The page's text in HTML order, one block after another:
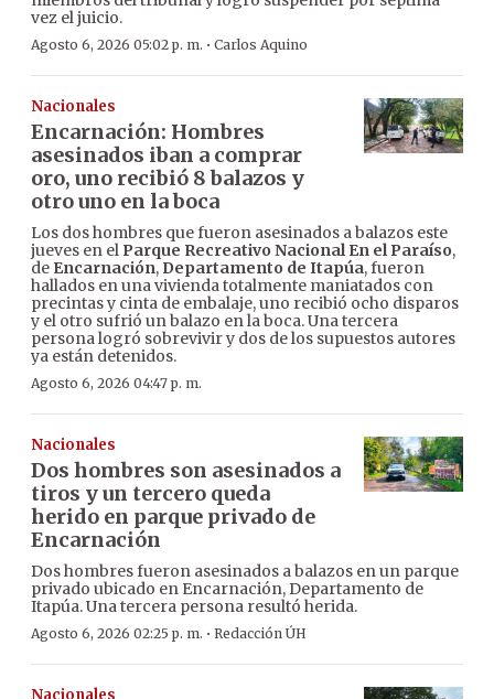
vez el juicio.
Agosto 6, 2026 05:02 p. m. · Carlos Aquino
Nacionales
Encarnación: Hombres
asesinados iban a comprar
oro, uno recibió 8 balazos y
otro uno en la boca
Los dos hombres que fueron asesinados a balazos este
jueves en el Parque Recreativo Nacional En el Paraíso,
de Encarnación, Departamento de Itapúa, fueron
hallados en una vivienda totalmente maniatados con
precintas y cinta de embalaje, uno recibió ocho disparos
y el otro sufrió un balazo en la boca. Una tercera
persona logró sobrevivir y dos de los supuestos autores
ya están detenidos.
Agosto 6, 2026 04:47 p. m.
Nacionales
Dos hombres son asesinados a
tiros y un tercero queda
herido en parque privado de
Encarnación
Dos hombres fueron asesinados a balazos en un parque
privado ubicado en Encarnación, Departamento de
Itapúa. Una tercera persona resultó herida.
Agosto 6, 2026 02:25 p. m. · Redacción ÚH
Nacionales